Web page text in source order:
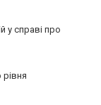
у справі про